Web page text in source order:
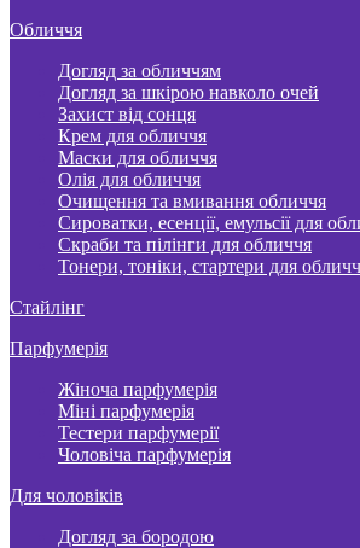
Обличчя
Догляд за обличчям
Догляд за шкірою навколо очей
Захист від сонця
Крем для обличчя
Маски для обличчя
Олія для обличчя
Очищення та вмивання обличчя
Сироватки, есенції, емульсії для
Скраби та пілінги для обличчя
Тонери, тоніки, стартери для
Стайлінг
Парфумерія
Жіноча парфумерія
Міні парфумерія
Тестери парфумерії
Чоловіча парфумерія
Для чоловіків
Догляд за бородою